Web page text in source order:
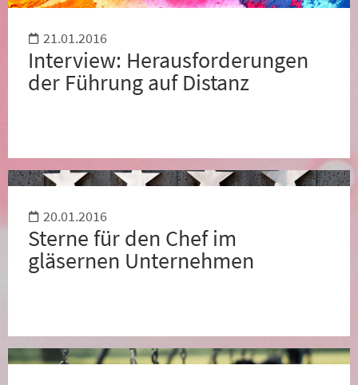
21.01.2016
Interview: Herausforderungen
der Führung auf Distanz
20.01.2016
Sterne für den Chef im
gläsernen Unternehmen